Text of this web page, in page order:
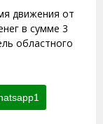
движения от
в сумме 3
областного